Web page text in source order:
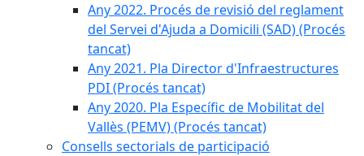
Any 2022. Procés de revisió del reglament
del Servei d'Ajuda a Domicili (SAD) (Procés
tancat)
Any 2021. Pla Director d'Infraestructures
PDI (Procés tancat)
Any 2020. Pla Específic de Mobilitat del
Vallès (PEMV) (Procés tancat)
Consells sectorials de participació